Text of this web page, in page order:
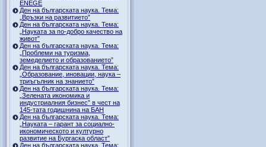
ENEGE
Ден на българската наука. Тема:
„Връзки на развитието”
Ден на българската наука. Тема:
„Науката за по-добро качество на
живот”
Ден на българската наука. Тема:
„Проблеми на туризма,
земеделието и образованието”
Ден на българската наука. Тема:
„Образование, иновации, наука –
триъгълник на знанието”
Ден на българската наука. Тема:
„Зелената икономика и
индустриалния бизнес” в чест на
145-тата годишнина на БАН
Ден на българската наука. Тема:
„Науката – гарант за социално-
икономическото и културно
развитие на Бургаска област”
Ден на българската наука. Тема: